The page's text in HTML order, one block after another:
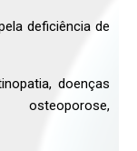
deficiência de
doenças
osteoporose,